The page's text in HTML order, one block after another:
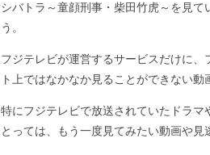
シバトラ～童顔刑事・柴田竹虎～を見
う。
フジテレビが運営するサービスだけに
ト上ではなかなか見ることができない動
特にフジテレビで放送されていたドラ
とっては、もう一度見てみたい動画や見